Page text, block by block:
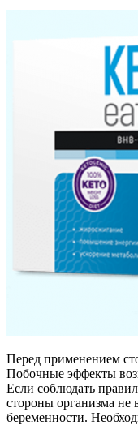
Перед применением
Побочные эффекты
Если соблюдать
стороны организма не
беременности.